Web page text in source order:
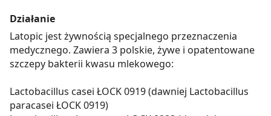
Działanie
Latopic jest żywnością specjalnego przeznaczenia
medycznego. Zawiera 3 polskie, żywe i opatentowane
szczepy bakterii kwasu mlekowego:
Lactobacillus casei ŁOCK 0919 (dawniej Lactobacillus
paracasei ŁOCK 0919)